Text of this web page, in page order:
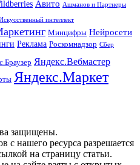
Авито Ашманов и Партнеры
интеллект
Минцифры Нейросети
Реклама Роскомнадзор Сбер
Яндекс.Вебмастер
Яндекс.Маркет
защищены.
с нашего ресурса разрешается
на страницу статьи.